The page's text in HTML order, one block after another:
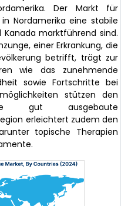
Der Markt für
Nordamerika eine stabile
Kanada marktführend sind.
einer Erkrankung, die
betrifft, trägt zur
wie das zunehmende
sowie Fortschritte bei
stützen den
gut ausgebaute
erleichtert zudem den
topische Therapien